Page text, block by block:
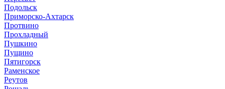
Подольск
Приморско-Ахтарск
Протвино
Прохладный
Пушкино
Пущино
Пятигорск
Раменское
Реутов